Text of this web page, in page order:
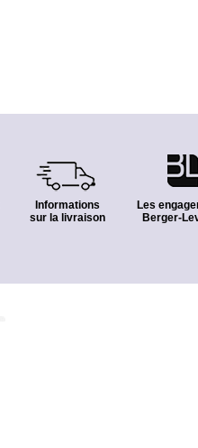
Informations
sur la livraison
Les
Berger-